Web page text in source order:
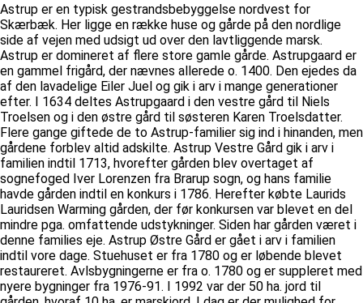
Astrup er en typisk gestrandsbebyggelse nordvest for
Skærbæk. Her ligge en række huse og gårde på den nordlige
side af vejen med udsigt ud over den lavtliggende marsk.
Astrup er domineret af flere store gamle gårde. Astrupgaard er
en gammel frigård, der nævnes allerede o. 1400. Den ejedes da
af den lavadelige Eiler Juel og gik i arv i mange generationer
efter. I 1634 deltes Astrupgaard i den vestre gård til Niels
Troelsen og i den østre gård til søsteren Karen Troelsdatter.
Flere gange giftede de to Astrup-familier sig ind i hinanden, men
gårdene forblev altid adskilte. Astrup Vestre Gård gik i arv i
familien indtil 1713, hvorefter gården blev overtaget af
sognefoged Iver Lorenzen fra Brarup sogn, og hans familie
havde gården indtil en konkurs i 1786. Herefter købte Laurids
Lauridsen Warming gården, der før konkursen var blevet en del
mindre pga. omfattende udstykninger. Siden har gården været i
denne families eje. Astrup Østre Gård er gået i arv i familien
indtil vore dage. Stuehuset er fra 1780 og er løbende blevet
restaureret. Avlsbygningerne er fra o. 1780 og er suppleret med
nyere bygninger fra 1976-91. I 1992 var der 50 ha. jord til